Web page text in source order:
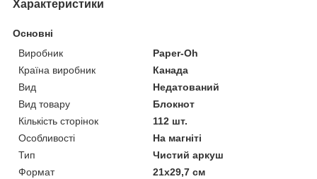
Характеристики
Основні
Виробник
Paper-Oh
Країна виробник
Канада
Вид
Недатований
Вид товару
Блокнот
Кількість сторінок
112 шт.
Особливості
На магніті
Тип
Чистий аркуш
Формат
21х29,7 см